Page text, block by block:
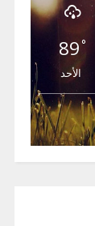
89°
الأحد